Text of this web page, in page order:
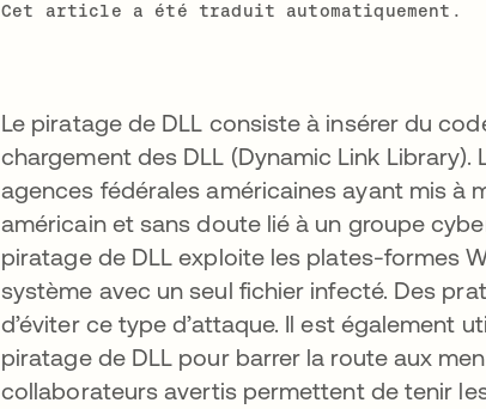
Cet article a été traduit automatiquement.
Le piratage de DLL consiste à insérer du
chargement des DLL (Dynamic Link Library).
agences fédérales américaines ayant mis à
américain et sans doute lié à un groupe
piratage de DLL exploite les plates-formes
système avec un seul fichier infecté. Des
d’éviter ce type d’attaque. Il est également
piratage de DLL pour barrer la route aux
collaborateurs avertis permettent de tenir